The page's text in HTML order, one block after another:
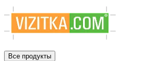
Все продукты